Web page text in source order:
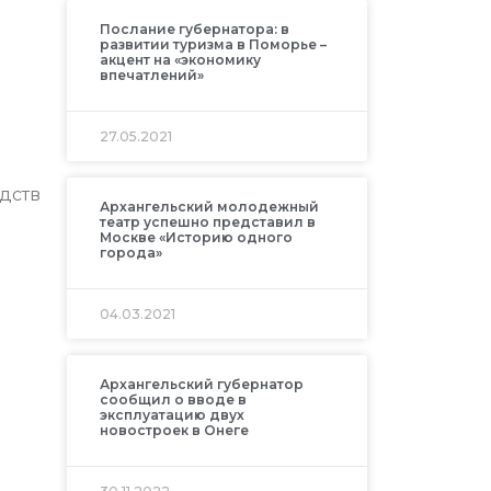
Послание губернатора: в
развитии туризма в Поморье –
акцент на «экономику
впечатлений»
27.05.2021
Архангельский молодежный
театр успешно представил в
Москве «Историю одного
города»
04.03.2021
Архангельский губернатор
сообщил о вводе в
эксплуатацию двух
новостроек в Онеге